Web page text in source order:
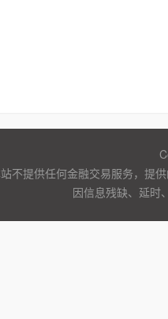
不提供任何金融交易服务，提
因信息残缺、延时